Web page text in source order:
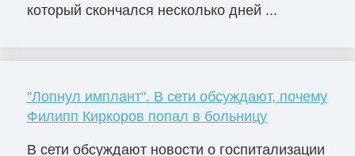
который скончался несколько дней ...
"Лопнул имплант". В сети обсуждают, почему
Филипп Киркоров попал в больницу
В сети обсуждают новости о госпитализации